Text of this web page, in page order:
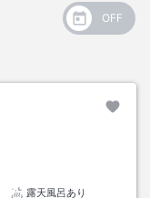
露天風呂あり